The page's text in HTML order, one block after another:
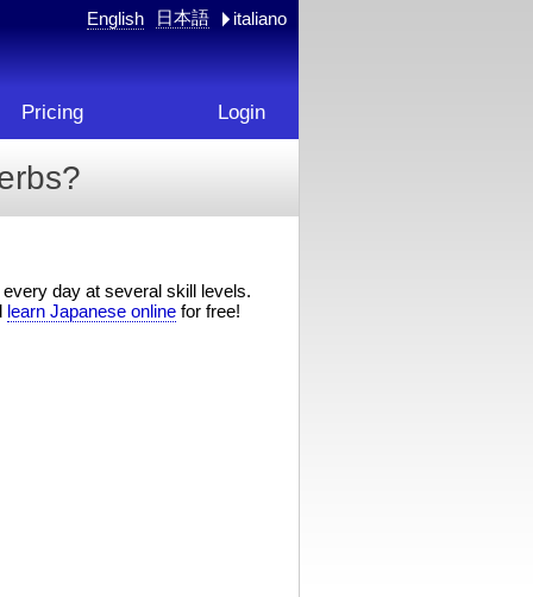
English 日本語 italiano
Pricing Login
day at several skill levels.
learn Japanese online for free!